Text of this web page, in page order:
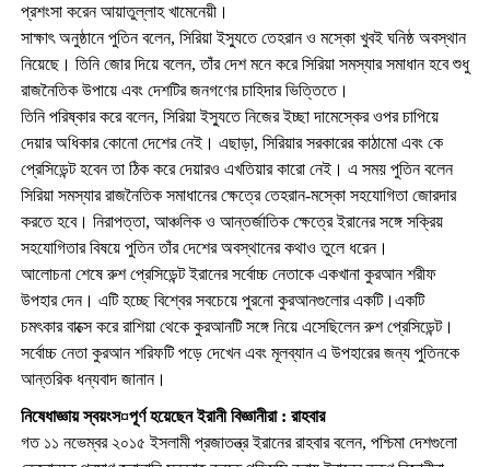
প্রশংসা করেন আয়াতুল্লাহ খামেনেয়ী।
সাক্ষাৎ অনুষ্ঠানে পুতিন বলেন, সিরিয়া ইস্যুতে তেহরান ও মস্কো খুবই ঘনিষ্ঠ অবস্থান
নিয়েছে। তিনি জোর দিয়ে বলেন, তাঁর দেশ মনে করে সিরিয়া সমস্যার সমাধান হবে শুধু
রাজনৈতিক উপায়ে এবং দেশটির জনগণের চাহিদার ভিত্তিতে।
তিনি পরিষ্কার করে বলেন, সিরিয়া ইস্যুতে নিজের ইচ্ছা দামেস্কের ওপর চাপিয়ে
দেয়ার অধিকার কোনো দেশের নেই। এছাড়া, সিরিয়ার সরকারের কাঠামো এবং কে
প্রেসিডেন্ট হবেন তা ঠিক করে দেয়ারও এখতিয়ার কারো নেই। এ সময় পুতিন বলেন
সিরিয়া সমস্যার রাজনৈতিক সমাধানের ক্ষেত্রে তেহরান-মস্কো সহযোগিতা জোরদার
করতে হবে। নিরাপত্তা, আঞ্চলিক ও আন্তর্জাতিক ক্ষেত্রে ইরানের সঙ্গে সক্রিয়
সহযোগিতার বিষয়ে পুতিন তাঁর দেশের অবস্থানের কথাও তুলে ধরেন।
আলোচনা শেষে রুশ প্রেসিডেন্ট ইরানের সর্বোচ্চ নেতাকে একখানা কুরআন শরীফ
উপহার দেন। এটি হচ্ছে বিশ্বের সবচেয়ে পুরনো কুরআনগুলোর একটি।একটি
চমৎকার বাক্সে করে রাশিয়া থেকে কুরআনটি সঙ্গে নিয়ে এসেছিলেন রুশ প্রেসিডেন্ট।
সর্বোচ্চ নেতা কুরআন শরিফটি পড়ে দেখেন এবং মূলব্যান এ উপহারের জন্য পুতিনকে
আন্তরিক ধন্যবাদ জানান।
নিষেধাজ্ঞায় স্বয়ংস¤পূর্ণ হয়েছেন ইরানী বিজ্ঞানীরা : রাহবার
গত ১১ নভেম্বর ২০১৫ ইসলামী প্রজাতন্ত্র ইরানের রাহবার বলেন, পশ্চিমা দেশগুলো